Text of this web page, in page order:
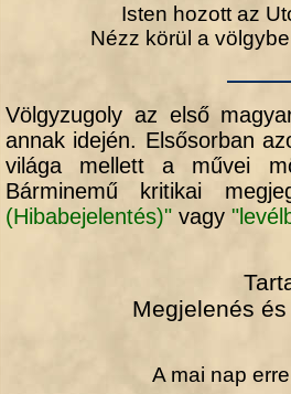
Isten hozott az
Nézz körül a
Völgyzugoly az első
annak idején. Elsősorban
világa mellett a művei
Bárminemű kritikai
(Hibabejelentés)" vagy
Megjelenés
A mai nap